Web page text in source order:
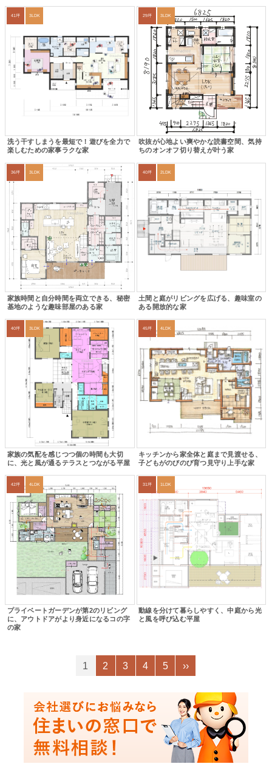
41坪 3LDK
洗う干すしまうを最短で！遊びを全力で
楽しむための家事ラクな家
29坪 3LDK
吹抜が心地よい爽やかな読書空間、気持
ちのオンオフ切り替えが叶う家
36坪 3LDK
家族時間と自分時間を両立できる、秘密
基地のような趣味部屋のある家
40坪 2LDK
土間と庭がリビングを広げる、趣味室の
ある開放的な家
40坪 3LDK
家族の気配を感じつつ個の時間も大切
に、光と風が通るテラスとつながる平屋
45坪 4LDK
キッチンから家全体と庭まで見渡せる、
子どもがのびのび育つ見守り上手な家
42坪 4LDK
プライベートガーデンが第2のリビング
に、アウトドアがより身近になるコの字
の家
31坪 1LDK
動線を分けて暮らしやすく、中庭から光
と風を呼び込む平屋
1 2 3 4 5 ››